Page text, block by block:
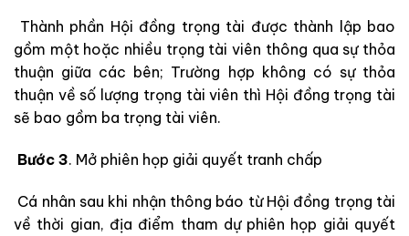
Thành phần Hội đồng trọng tài được thành lập bao
gồm một hoặc nhiều trọng tài viên thông qua sự thỏa
thuận giữa các bên; Trường hợp không có sự thỏa
thuận về số lượng trọng tài viên thì Hội đồng trọng tài
sẽ bao gồm ba trọng tài viên.
Bước 3. Mở phiên họp giải quyết tranh chấp
Cá nhân sau khi nhận thông báo từ Hội đồng trọng tài
về thời gian, địa điểm tham dự phiên họp giải quyết